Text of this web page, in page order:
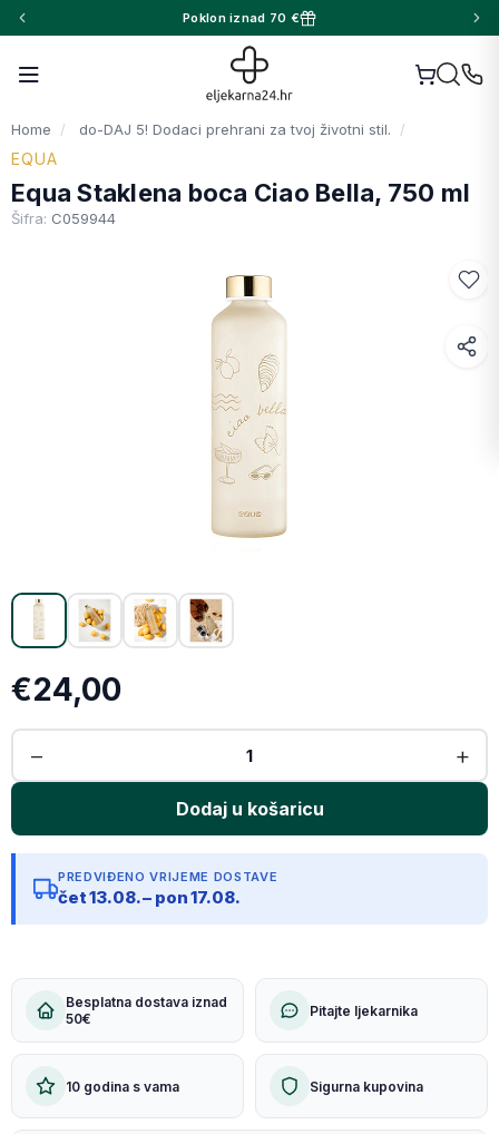
Poklon iznad 70 €
Home do-DAJ 5! Dodaci prehrani za tvoj životni stil.
EQUA
Equa Staklena boca Ciao Bella, 750 ml
Šifra: C059944
Facebook
WhatsApp
X (Twitter)
Kopiraj link
€24,00
PREDVIĐENO VRIJEME DOSTAVE
čet 13.08. – pon 17.08.
Besplatna dostava iznad
50€
Pitajte ljekarnika
10 godina s vama Sigurna kupovina